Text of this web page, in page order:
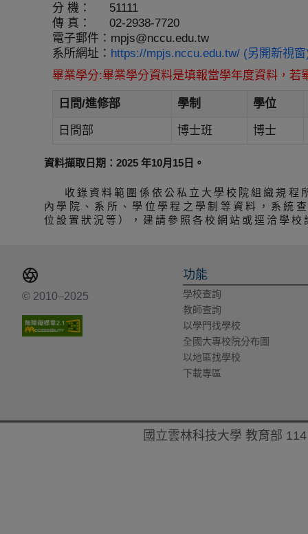
分 機：
51111
傳 真：
02-2938-7720
電子郵件： mpjs@nccu.edu.tw
系所網址： https://mpjs.nccu.edu.tw/ (另開新視
畢業學分:畢業學分資料是填報當學年度資料，
日間/進修部 學制 學位
日間部 博士班 博士
資料擷取日期：2025 年10月15日。
收錄資料範圍係依公私立大學校院組織規
內學院、系所、學位學程之學制等資料，系統
位設置狀況等），建請參照各校網站或逕洽學校
© 2010–2025
功能
學校查詢
教師查詢
以學門找學校
全國大專校院分布圖
以地區找學校
下載專區
國立雲林科技大學 教育部